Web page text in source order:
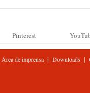
Pinterest
Área de imprensa| Downloads|